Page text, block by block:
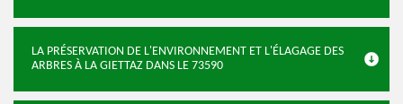
LA PRÉSERVATION DE L'ENVIRONNEMENT ET L'ÉLAGAGE DES
ARBRES À LA GIETTAZ DANS LE 73590